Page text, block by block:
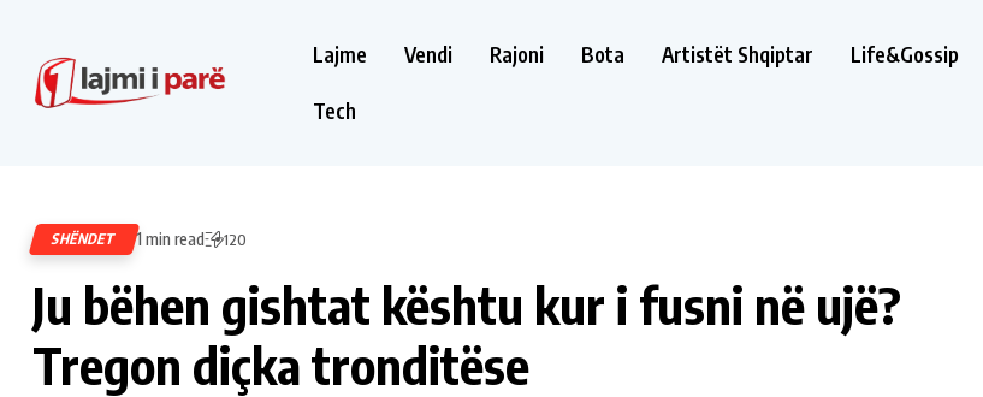
Lajme Vendi Rajoni Bota Artistët Shqiptar Life&Gossip
Tech
SHËNDET 1 min read 120
Ju bëhen gishtat kështu kur i fusni në ujë?
Tregon diçka tronditëse